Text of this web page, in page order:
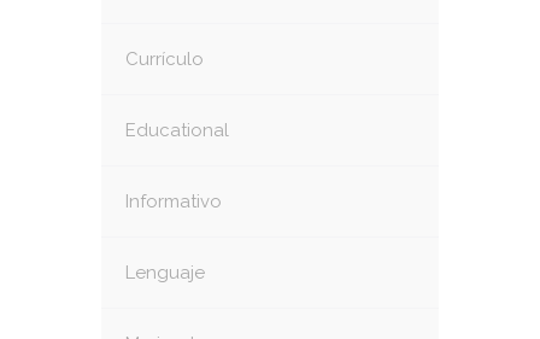
Currículo
Educational
Informativo
Lenguaje